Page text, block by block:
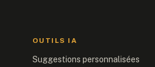
OUTILS IA
Suggestions personnalisées